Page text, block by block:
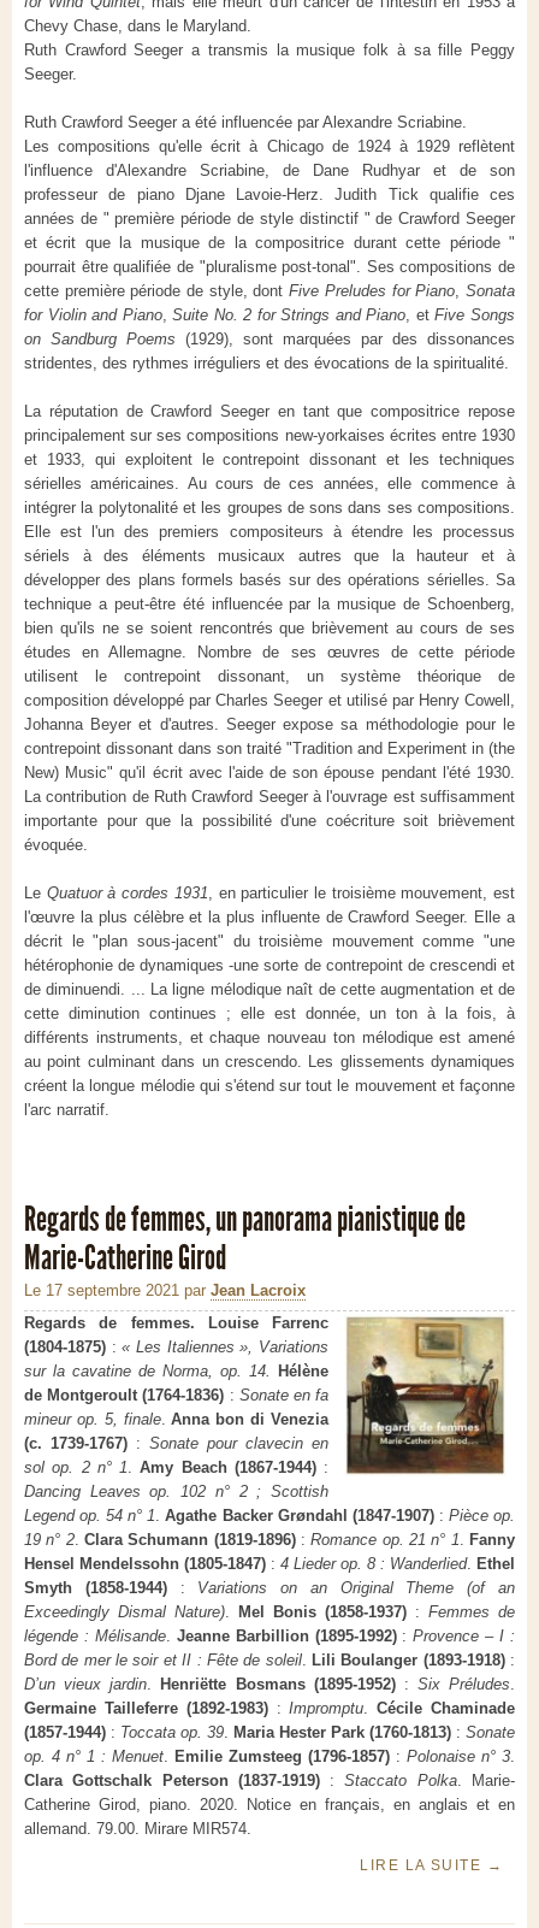
Chevy Chase, dans le Maryland.
Ruth Crawford Seeger a transmis la musique folk à sa fille Peggy
Seeger.
Ruth Crawford Seeger a été influencée par Alexandre Scriabine.
Les compositions qu'elle écrit à Chicago de 1924 à 1929 reflètent
l'influence d'Alexandre Scriabine, de Dane Rudhyar et de son
professeur de piano Djane Lavoie-Herz. Judith Tick qualifie ces
années de " première période de style distinctif " de Crawford Seeger
et écrit que la musique de la compositrice durant cette période "
pourrait être qualifiée de "pluralisme post-tonal". Ses compositions de
cette première période de style, dontFive Preludes for Piano,Sonata
for Violin and Piano,Suite No. 2 for Strings and Piano, etFive Songs
on Sandburg Poems (1929), sont marquées par des dissonances
stridentes, des rythmes irréguliers et des évocations de la spiritualité.
La réputation de Crawford Seeger en tant que compositrice repose
principalement sur ses compositions new-yorkaises écrites entre 1930
et 1933, qui exploitent le contrepoint dissonant et les techniques
sérielles américaines. Au cours de ces années, elle commence à
intégrer la polytonalité et les groupes de sons dans ses compositions.
Elle est l'un des premiers compositeurs à étendre les processus
sériels à des éléments musicaux autres que la hauteur et à
développer des plans formels basés sur des opérations sérielles. Sa
technique a peut-être été influencée par la musique de Schoenberg,
bien qu'ils ne se soient rencontrés que brièvement au cours de ses
études en Allemagne. Nombre de ses œuvres de cette période
utilisent le contrepoint dissonant, un système théorique de
composition développé par Charles Seeger et utilisé par Henry Cowell,
Johanna Beyer et d'autres. Seeger expose sa méthodologie pour le
contrepoint dissonant dans son traité "Tradition and Experiment in (the
New) Music" qu'il écrit avec l'aide de son épouse pendant l'été 1930.
La contribution de Ruth Crawford Seeger à l'ouvrage est suffisamment
importante pour que la possibilité d'une coécriture soit brièvement
évoquée.
Le Quatuor à cordes 1931, en particulier le troisième mouvement, est
l'œuvre la plus célèbre et la plus influente de Crawford Seeger. Elle a
décrit le "plan sous-jacent" du troisième mouvement comme "une
hétérophonie de dynamiques -une sorte de contrepoint de crescendi et
de diminuendi. ... La ligne mélodique naît de cette augmentation et de
cette diminution continues ; elle est donnée, un ton à la fois, à
différents instruments, et chaque nouveau ton mélodique est amené
au point culminant dans un crescendo. Les glissements dynamiques
créent la longue mélodie qui s'étend sur tout le mouvement et façonne
l'arc narratif.
Regards de femmes, un panorama pianistique de
Marie-Catherine Girod
Le 17 septembre 2021 par Jean Lacroix
Regards de femmes. Louise Farrenc
(1804-1875) :« Les Italiennes », Variations
sur la cavatine de Norma, op. 14.
Hélène
de Montgeroult (1764-1836) : Sonate en fa
mineur op. 5, finale.Anna bon di Venezia
(c. 1739-1767) : Sonate pour clavecin en
sol op. 2 n° 1.Amy Beach (1867-1944):
Dancing Leaves op. 102 n° 2 ; Scottish
Legend op. 54 n° 1.Agathe Backer Grøndahl (1847-1907): Pièce op.
19 n° 2.Clara Schumann (1819-1896):Romance op. 21 n° 1. Fanny
Hensel Mendelssohn (1805-1847) : 4 Lieder op. 8 : Wanderlied. Ethel
Smyth (1858-1944): Variations on an Original Theme (of an
Exceedingly Dismal Nature). Mel Bonis (1858-1937) : Femmes de
légende : Mélisande. Jeanne Barbillion (1895-1992):Provence – I :
Bord de mer le soir et II : Fête de soleil. Lili Boulanger (1893-1918):
D’un vieux jardin. Henriëtte Bosmans (1895-1952): Six Préludes.
Germaine Tailleferre (1892-1983):Impromptu.Cécile Chaminade
(1857-1944) : Toccata op. 39. Maria Hester Park (1760-1813) : Sonate
op. 4 n° 1 : Menuet. Emilie Zumsteeg (1796-1857) : Polonaise n° 3.
Clara Gottschalk Peterson (1837-1919):Staccato Polka. Marie-
Catherine Girod, piano. 2020. Notice en français, en anglais et en
allemand. 79.00. Mirare MIR574.
LIRE LA SUITE →